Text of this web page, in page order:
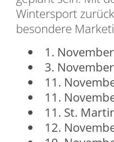
Wintersport
besondere
1.
3.
11.
11.
11. St.
12.